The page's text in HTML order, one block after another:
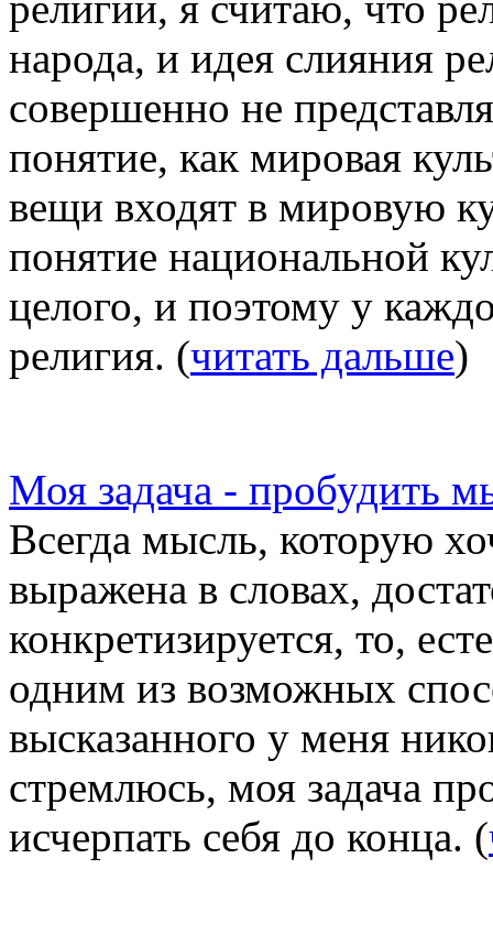
народа, и идея слияния
совершенно не
понятие, как мировая
вещи входят в мировую
понятие национальной
целого, и поэтому у
религия. (читать дальше)
Моя задача - пробудить
Всегда мысль, которую
выражена в словах,
конкретизируется, то,
одним из возможных
высказанного у меня
стремлюсь, моя задача
исчерпать себя до конца. (